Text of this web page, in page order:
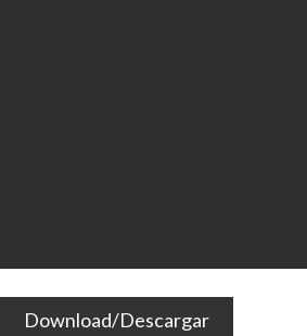
Download/Descargar